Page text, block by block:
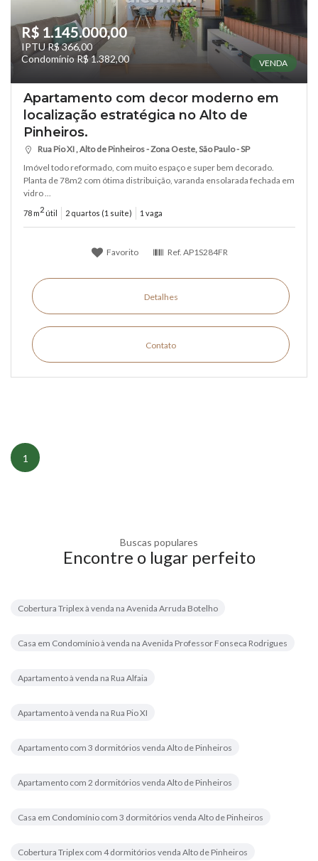
R$ 1.145.000,00
IPTU R$ 366,00
Condomínio R$ 1.382,00
VENDA
Apartamento com decor moderno em
localização estratégica no Alto de
Pinheiros.
Rua Pio XI , Alto de Pinheiros - Zona Oeste, São Paulo - SP
Imóvel todo reformado, com muito espaço e super bem decorado.
Planta de 78m2 com ótima distribuição, varanda ensolarada fechada em
vidro ...
78 m2 útil 2 quartos (1 suíte) 1 vaga
Favorito Ref. AP1S284FR
Detalhes
Contato
1
Buscas populares
Encontre o lugar perfeito
Cobertura Triplex à venda na Avenida Arruda Botelho
Casa em Condomínio à venda na Avenida Professor Fonseca Rodrigues
Apartamento à venda na Rua Alfaia
Apartamento à venda na Rua Pio XI
Apartamento com 3 dormitórios venda Alto de Pinheiros
Apartamento com 2 dormitórios venda Alto de Pinheiros
Casa em Condomínio com 3 dormitórios venda Alto de Pinheiros
Cobertura Triplex com 4 dormitórios venda Alto de Pinheiros